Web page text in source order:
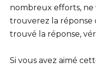
nombreux efforts, ne
trouverez la réponse
trouvé la réponse,
Si vous avez aimé